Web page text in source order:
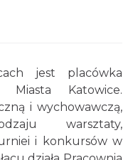
jest placówka
Miasta Katowice.
i wychowawczą,
warsztaty,
i konkursów w